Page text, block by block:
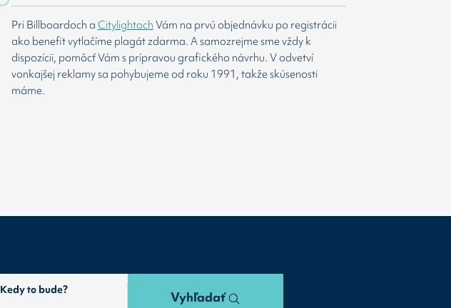
Pri Billboardoch aCitylightochVám na prvú objednávku po registrácii
ako benefit vytlačíme plagát zdarma. A samozrejme sme vždy k
dispozícii, pomôcť Vám s prípravou grafického návrhu. V odvetví
vonkajšej reklamy sa pohybujeme od roku 1991, takže skúsenosti
máme.
Kedy to bude? Vyhľadať